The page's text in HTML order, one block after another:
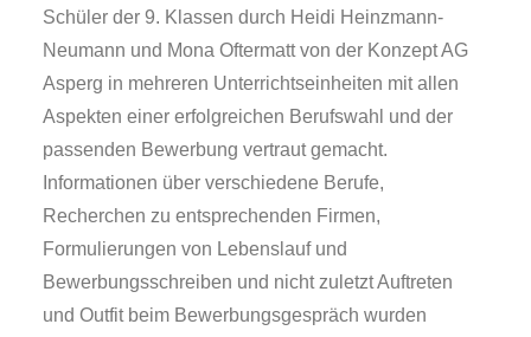
Schüler der 9. Klassen durch Heidi Heinzmann-
Neumann und Mona Oftermatt von der Konzept AG
Asperg in mehreren Unterrichtseinheiten mit allen
Aspekten einer erfolgreichen Berufswahl und der
passenden Bewerbung vertraut gemacht.
Informationen über verschiedene Berufe,
Recherchen zu entsprechenden Firmen,
Formulierungen von Lebenslauf und
Bewerbungsschreiben und nicht zuletzt Auftreten
und Outfit beim Bewerbungsgespräch wurden